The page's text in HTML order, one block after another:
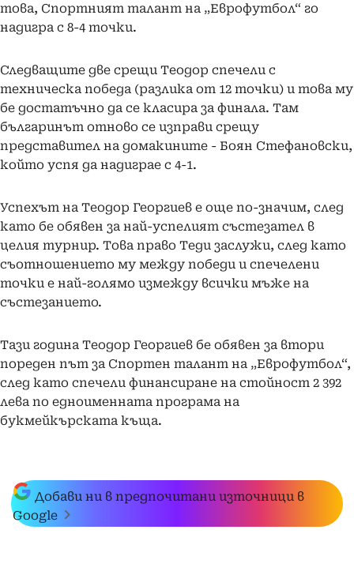
това, Спортният талант на „Еврофутбол“ го
надигра с 8-4 точки.
Следващите две срещи Теодор спечели с
техническа победа (разлика от 12 точки) и това му
бе достатъчно да се класира за финала. Там
българинът отново се изправи срещу
представител на домакините - Боян Стефановски,
който успя да надиграе с 4-1.
Успехът на Теодор Георгиев е още по-значим, след
като бе обявен за най-успелият състезател в
целия турнир. Това право Теди заслужи, след като
съотношението му между победи и спечелени
точки е най-голямо измежду всички мъже на
състезанието.
Тази година Теодор Георгиев бе обявен за втори
пореден път за Спортен талант на „Еврофутбол“,
след като спечели финансиране на стойност 2 392
лева по едноименната програма на
букмейкърската къща.
Добави ни в предпочитани източници в
Google